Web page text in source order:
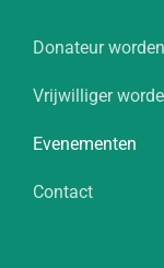
Donateur worden
Vrijwilliger
Evenementen
Contact